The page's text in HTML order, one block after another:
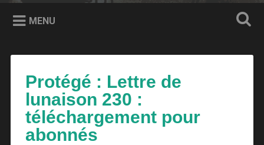
MENU
Protégé : Lettre de
lunaison 230 :
téléchargement pour
abonnés